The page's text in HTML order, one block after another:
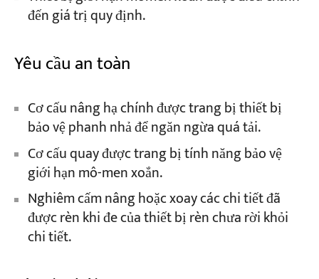
đến giá trị quy định.
Yêu cầu an toàn
Cơ cấu nâng hạ chính được trang bị thiết bị
bảo vệ phanh nhả để ngăn ngừa quá tải.
Cơ cấu quay được trang bị tính năng bảo vệ
giới hạn mô-men xoắn.
Nghiêm cấm nâng hoặc xoay các chi tiết đã
được rèn khi đe của thiết bị rèn chưa rời khỏi
chi tiết.